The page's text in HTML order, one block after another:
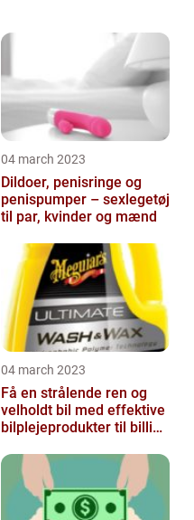
04 march 2023
Dildoer, penisringe og
penispumper – sexlegetøj
til par, kvinder og mænd
04 march 2023
Få en strålende ren og
velholdt bil med effektive
bilplejeprodukter til billige